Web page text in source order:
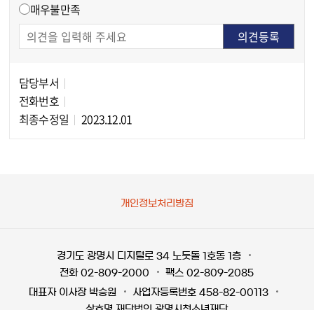
매우불만족
담당부서
전화번호
최종수정일
2023.12.01
개인정보처리방침
경기도 광명시 디지털로 34 노둣돌 1호동 1층
전화 02-809-2000
팩스 02-809-2085
대표자 이사장 박승원
사업자등록번호 458-82-00113